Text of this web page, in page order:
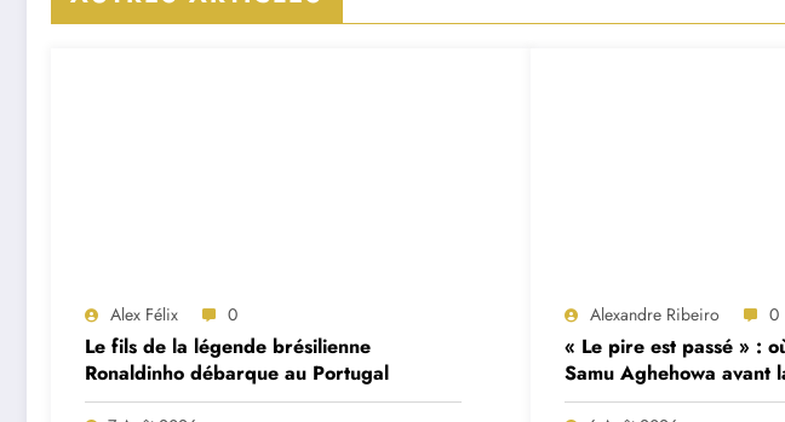
Alex Félix 0
Le fils de la légende brésilienne
Ronaldinho débarque au Portugal
Alexandre Ribeiro 0
« Le pire est passé » :
Samu Aghehowa avant
Porto ?